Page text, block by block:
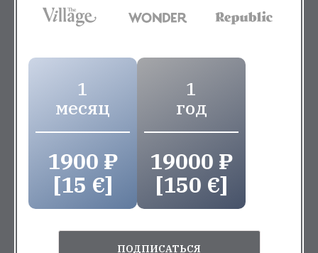
1
месяц
1900 ₽
[15 €]
1
год
19000 ₽
[150 €]
ПОДПИСАТЬСЯ